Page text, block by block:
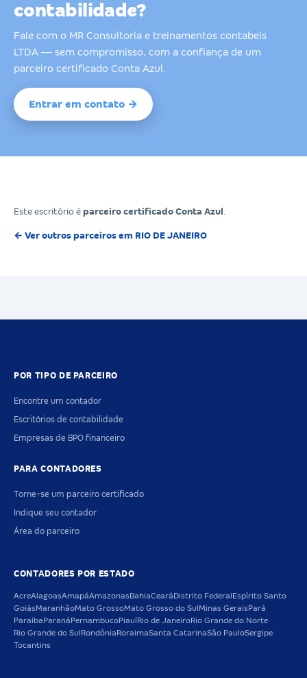
contabilidade?
Fale com o MR Consultoria e treinamentos contabeis
LTDA — sem compromisso, com a confiança de um
parceiro certificado Conta Azul.
Entrar em contato →
Este escritório é parceiro certificado Conta Azul
← Ver outros parceiros em RIO DE JANEIRO
POR TIPO DE PARCEIRO
Encontre um contador
Escritórios de contabilidade
Empresas de BPO financeiro
PARA CONTADORES
Torne-se um parceiro certificado
Indique seu contador
Área do parceiro
CONTADORES POR ESTADO
AcreAlagoasAmapáAmazonas BahiaCeará Distrito Federal Espírito Santo
GoiásMaranhãoMato GrossoMato Grosso do Sul Minas Gerais Pará
Paraíba Paraná PernambucoPiauíRio de JaneiroRio Grande do Norte
Rio Grande do Sul Rondônia RoraimaSanta CatarinaSão PauloSergipe
Tocantins